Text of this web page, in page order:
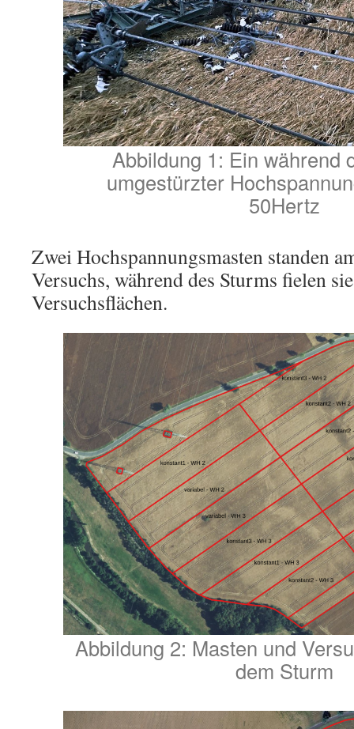
Abbildung 1: Ein während
umgestürzter
50Hertz
Zwei Hochspannungsmasten standen
Versuchs, während des Sturms fielen
Versuchsflächen.
Abbildung 2: Masten und
dem Sturm